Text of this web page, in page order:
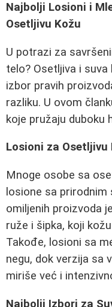
Najbolji Losioni i
Osetljivu Kožu
U potrazi za
telo? Osetljiva i suva
izbor pravih
razliku. U ovom
koje pružaju duboku
Losioni za Osetljivu
Mnoge osobe sa
losione sa
omiljenih proizvoda
ruže i šipka, koji
Takođe, losioni sa
negu, dok verzija sa
miriše već i
Najbolji Izbori za